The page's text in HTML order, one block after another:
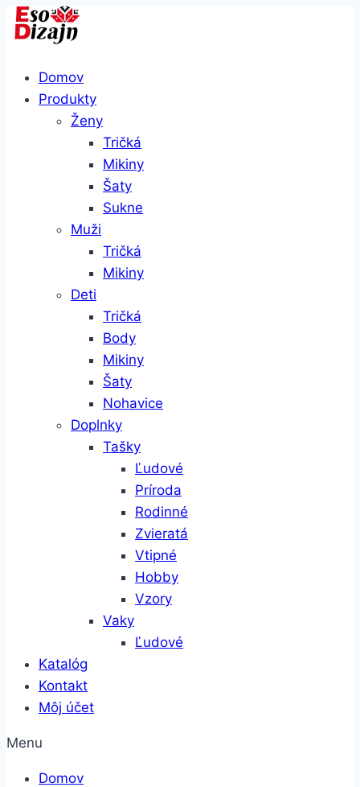
Skip
to
Domov
Produkty
Ženy
Tričká
Mikiny
Šaty
Sukne
Muži
Tričká
Mikiny
Deti
Tričká
Body
Mikiny
Šaty
Nohavice
Doplnky
Tašky
Ľudové
Príroda
Rodinné
Zvieratá
Vtipné
Hobby
Vzory
Vaky
Ľudové
Katalóg
Kontakt
Môj účet
Menu
Domov